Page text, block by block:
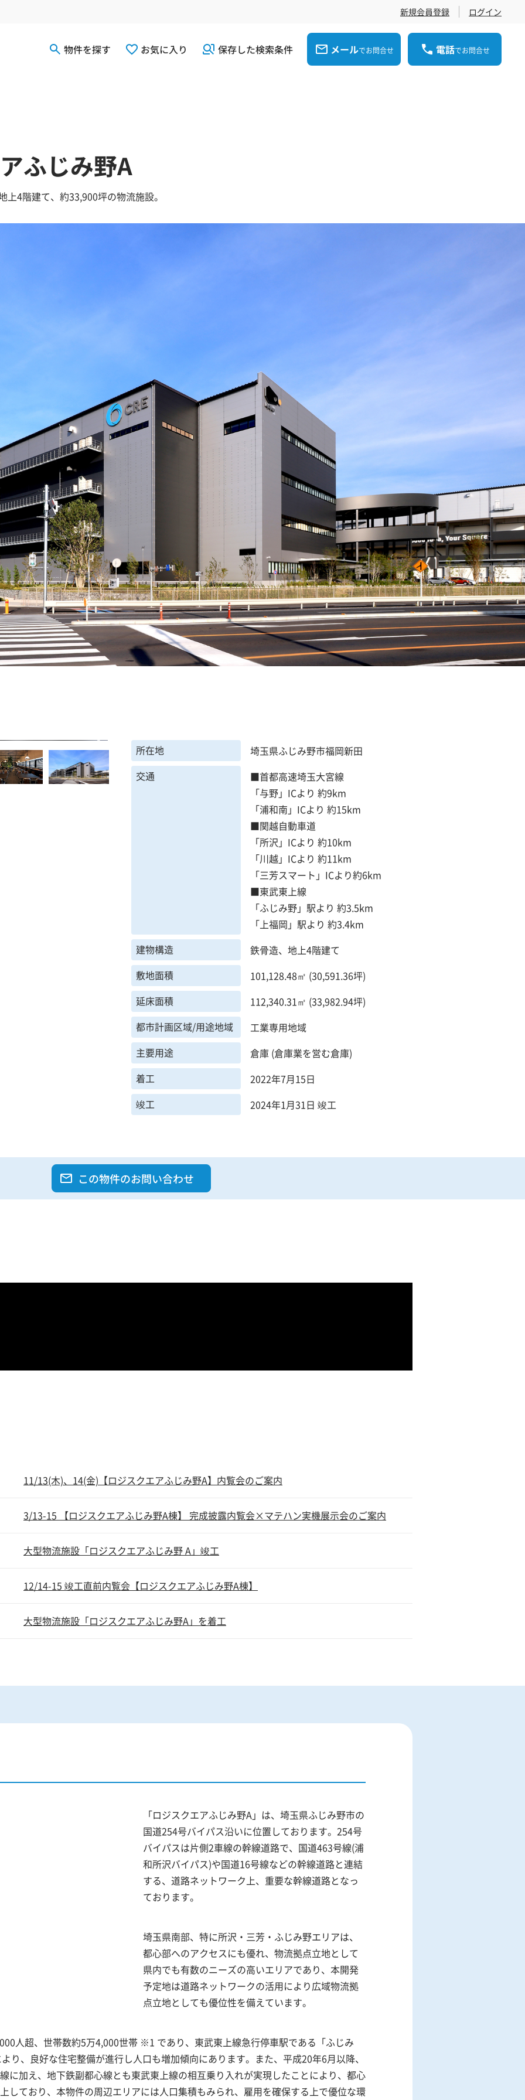
新規会員登録 ログイン
物件を探す お気に入り 保存した検索条件 メールでお問合せ 電話でお問合せ
ふじみ野A
4階建て、約33,900坪の物流施設。
所在地
埼玉県ふじみ野市福岡新田
交通
■首都高速埼玉大宮線
「与野」ICより 約9km
「浦和南」ICより 約15km
■関越自動車道
「所沢」ICより 約10km
「川越」ICより 約11km
「三芳スマート」ICより約6km
■東武東上線
「ふじみ野」駅より 約3.5km
「上福岡」駅より 約3.4km
建物構造
鉄骨造、地上4階建て
敷地面積
101,128.48㎡ (30,591.36坪)
延床面積
112,340.31㎡ (33,982.94坪)
都市計画区域/用途地域
工業専用地域
主要用途
倉庫 (倉庫業を営む倉庫)
着工
2022年7月15日
竣工
2024年1月31日 竣工
この物件のお問い合わせ
11/13(木)、14(金)【ロジスクエアふじみ野A】内覧会のご案内
3/13-15 【ロジスクエアふじみ野A棟】 完成披露内覧会×マテハン実機展示会のご案内
大型物流施設「ロジスクエアふじみ野 A」竣工
12/14-15 竣工直前内覧会【ロジスクエアふじみ野A棟】
大型物流施設「ロジスクエアふじみ野A」を着工
「ロジスクエアふじみ野A」は、埼玉県ふじみ野市の
国道254号バイパス沿いに位置しております。254号
バイパスは片側2車線の幹線道路で、国道463号線(浦
和所沢バイパス)や国道16号線などの幹線道路と連結
する、道路ネットワーク上、重要な幹線道路となっ
ております。
埼玉県南部、特に所沢・三芳・ふじみ野エリアは、
都心部へのアクセスにも優れ、物流拠点立地として
県内でも有数のニーズの高いエリアであり、本開発
予定地は道路ネットワークの活用により広域物流拠
点立地としても優位性を備えています。
人超、世帯数約5万4,000世帯 ※1 であり、東武東上線急行停車駅である「ふじみ
り、良好な住宅整備が進行し人口も増加傾向にあります。また、平成20年6月以降、
に加え、地下鉄副都心線とも東武東上線の相互乗り入れが実現したことにより、都心
しており、本物件の周辺エリアには人口集積もみられ、雇用を確保する上で優位な環